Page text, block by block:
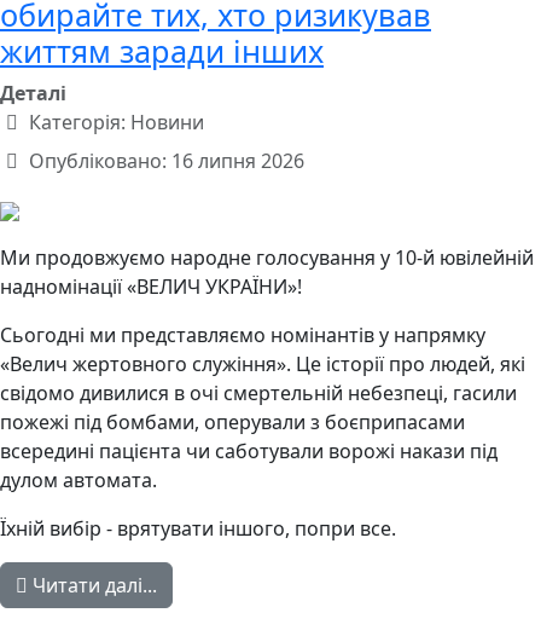
обирайте тих, хто ризикував
життям заради інших
Деталі
Категорія: Новини
Опубліковано: 16 липня 2026
Ми продовжуємо народне голосування у 10-й ювілейній
надномінації «ВЕЛИЧ УКРАЇНИ»!
Сьогодні ми представляємо номінантів у напрямку
«Велич жертовного служіння». Це історії про людей, які
свідомо дивилися в очі смертельній небезпеці, гасили
пожежі під бомбами, оперували з боєприпасами
всередині пацієнта чи саботували ворожі накази під
дулом автомата.
Їхній вибір - врятувати іншого, попри все.
Читати далі...